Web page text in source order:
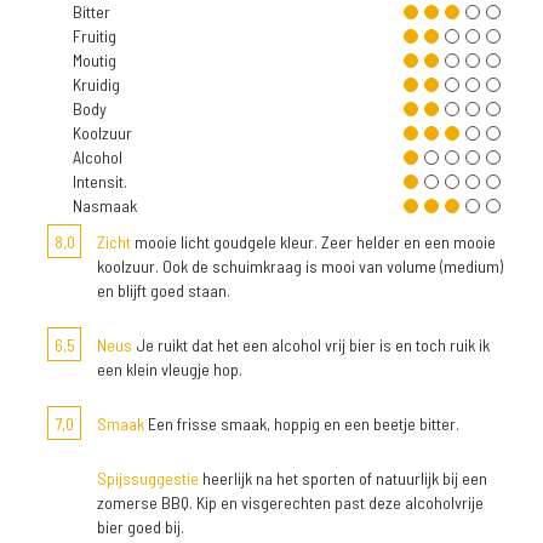
Bitter
Fruitig
Moutig
Kruidig
Body
Koolzuur
Alcohol
Intensit.
Nasmaak
8,0
Zicht mooie licht goudgele kleur. Zeer helder en een mooie
koolzuur. Ook de schuimkraag is mooi van volume (medium)
en blijft goed staan.
6,5 Neus Je ruikt dat het een alcohol vrij bier is en toch ruik ik
een klein vleugje hop.
7,0 Smaak Een frisse smaak, hoppig en een beetje bitter.
Spijssuggestie heerlijk na het sporten of natuurlijk bij een
zomerse BBQ. Kip en visgerechten past deze alcoholvrije
bier goed bij.